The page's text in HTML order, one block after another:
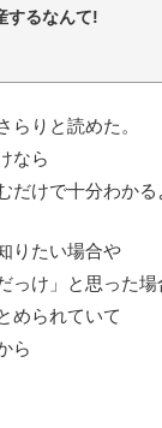
するなんて!
らりと読めた。
なら
だけで十分わかる
りたい場合や
っけ」と思った場
められていて
ら